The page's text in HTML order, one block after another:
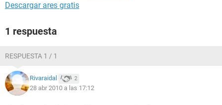
Descargar ares gratis
1 respuesta
RESPUESTA 1 / 1
Rivaraidal 2
28 abr 2010 a las 17:12